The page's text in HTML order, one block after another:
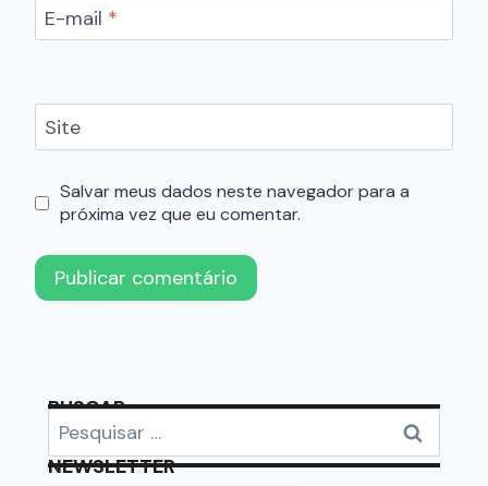
E-mail *
Site
Salvar meus dados neste navegador para a
próxima vez que eu comentar.
BUSCAR
NEWSLETTER